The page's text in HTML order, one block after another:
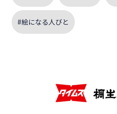
#絵になる人びと